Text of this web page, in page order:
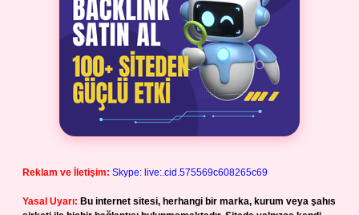
Reklam ve İletişim: Skype: live:.cid.575569c608265c69
Yasal Uyarı: Bu internet sitesi, herhangi bir marka, kurum veya şahıs